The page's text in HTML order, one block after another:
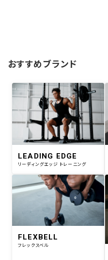
おすすめブランド
LEADING EDGE
リーディングエッジ トレーニング
FLEXBELL
フレックスベル